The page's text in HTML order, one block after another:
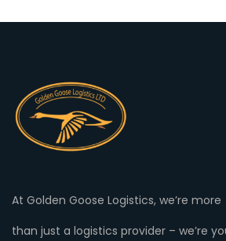
At Golden Goose Logistics, we’re more
than just a logistics provider – we’re